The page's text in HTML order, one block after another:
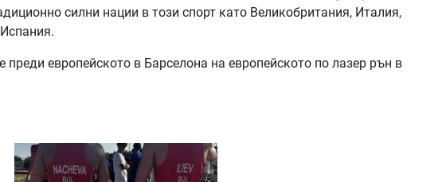
силни нации в този спорт като Великобритания, Италия,
преди европейското в Барселона на европейското по лазер рън в